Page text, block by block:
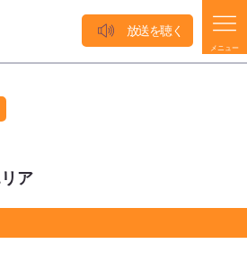
ア
メニュー
放送を聴く